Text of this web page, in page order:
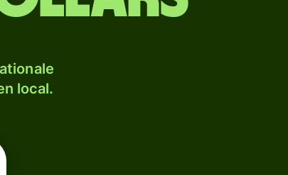
local.